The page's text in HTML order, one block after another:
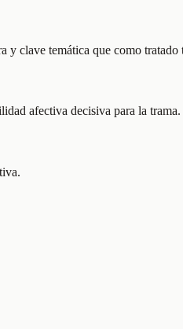
y clave temática que como tratado
afectiva decisiva para la trama.